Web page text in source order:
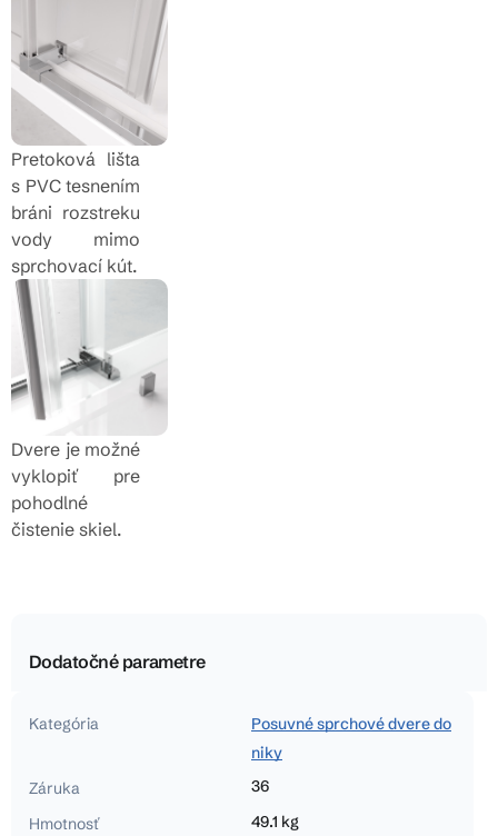
Pretoková lišta
s PVC tesnením
bráni rozstreku
vody mimo
sprchovací kút.
Dvere je možné
vyklopiť pre
pohodlné
čistenie skiel.
Dodatočné parametre
Kategória
Posuvné sprchové dvere do
niky
Záruka
36
Hmotnosť
49.1 kg